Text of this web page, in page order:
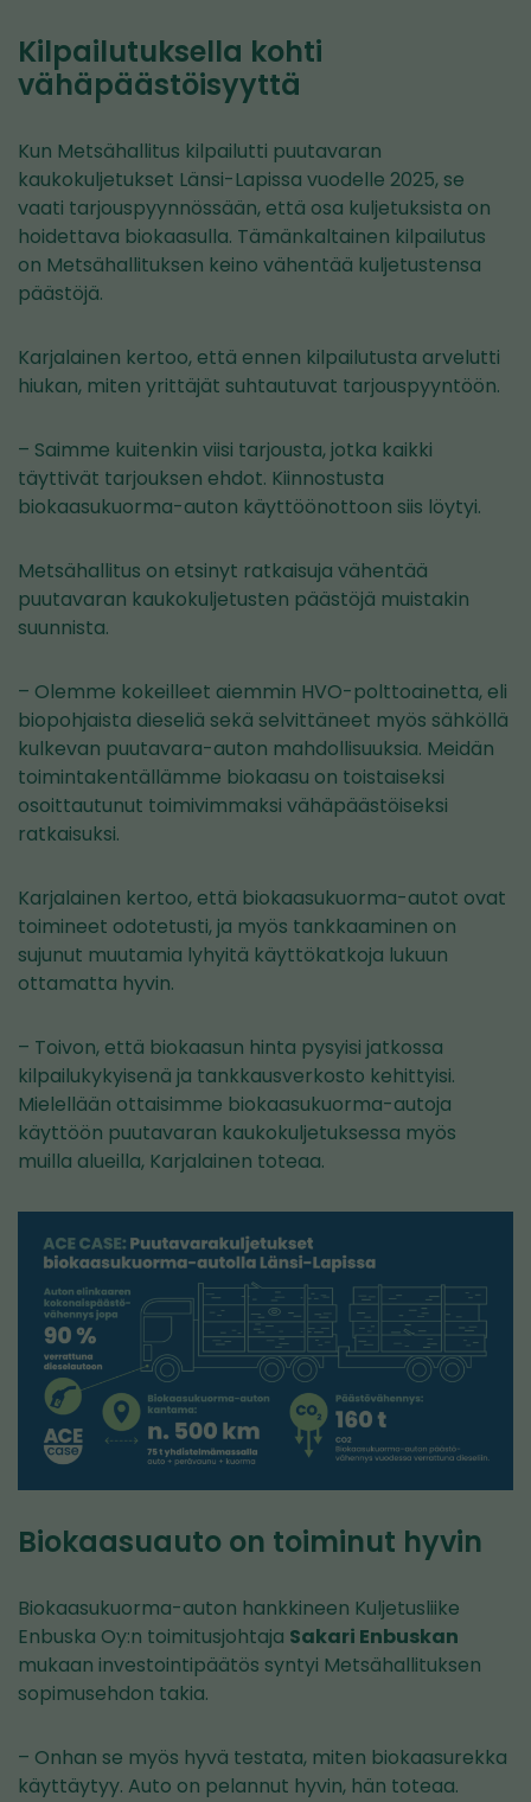
Kilpailutuksella kohti
vähäpäästöisyyttä
Kun Metsähallitus kilpailutti puutavaran
kaukokuljetukset Länsi-Lapissa vuodelle 2025, se
vaati tarjouspyynnössään, että osa kuljetuksista on
hoidettava biokaasulla. Tämänkaltainen kilpailutus
on Metsähallituksen keino vähentää kuljetustensa
päästöjä.
Karjalainen kertoo, että ennen kilpailutusta arvelutti
hiukan, miten yrittäjät suhtautuvat tarjouspyyntöön.
– Saimme kuitenkin viisi tarjousta, jotka kaikki
täyttivät tarjouksen ehdot. Kiinnostusta
biokaasukuorma-auton käyttöönottoon siis löytyi.
Metsähallitus on etsinyt ratkaisuja vähentää
puutavaran kaukokuljetusten päästöjä muistakin
suunnista.
– Olemme kokeilleet aiemmin HVO-polttoainetta, eli
biopohjaista dieseliä sekä selvittäneet myös sähköllä
kulkevan puutavara-auton mahdollisuuksia. Meidän
toimintakentällämme biokaasu on toistaiseksi
osoittautunut toimivimmaksi vähäpäästöiseksi
ratkaisuksi.
Karjalainen kertoo, että biokaasukuorma-autot ovat
toimineet odotetusti, ja myös tankkaaminen on
sujunut muutamia lyhyitä käyttökatkoja lukuun
ottamatta hyvin.
– Toivon, että biokaasun hinta pysyisi jatkossa
kilpailukykyisenä ja tankkausverkosto kehittyisi.
Mielellään ottaisimme biokaasukuorma-autoja
käyttöön puutavaran kaukokuljetuksessa myös
muilla alueilla, Karjalainen toteaa.
Biokaasuauto on toiminut hyvin
Biokaasukuorma-auton hankkineen Kuljetusliike
Enbuska Oy:n toimitusjohtaja Sakari Enbuskan
mukaan investointipäätös syntyi Metsähallituksen
sopimusehdon takia.
– Onhan se myös hyvä testata, miten biokaasurekka
käyttäytyy. Auto on pelannut hyvin, hän toteaa.